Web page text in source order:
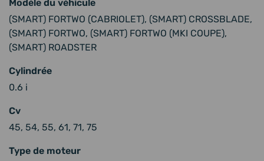
Modèle du véhicule
(SMART) FORTWO (CABRIOLET), (SMART) CROSSBLADE,
(SMART) FORTWO, (SMART) FORTWO (MKI COUPE),
(SMART) ROADSTER
Cylindrée
0.6 i
Cv
45, 54, 55, 61, 71, 75
Type de moteur